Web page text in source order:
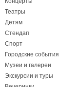
Театры
Детям
Стендап
Спорт
Городские события
Музеи и галереи
Экскурсии и туры